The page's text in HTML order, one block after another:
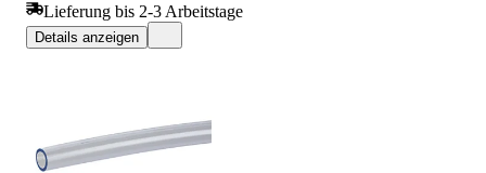
Lieferung bis 2-3 Arbeitstage
Details anzeigen